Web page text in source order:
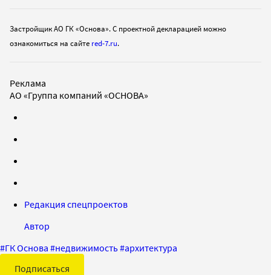
Застройщик АО ГК «Основа». С проектной декларацией можно
ознакомиться на сайте red-7.ru.
Реклама
АО «Группа компаний «ОСНОВА»
Редакция спецпроектов
Автор
#ГК Основа #недвижимость#архитектура
Подписаться